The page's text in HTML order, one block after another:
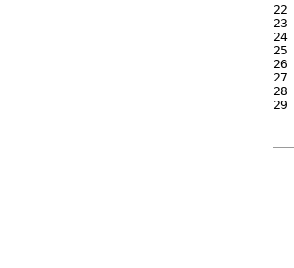
22
23
24
25
26
27
28
29